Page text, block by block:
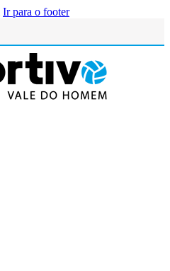
Ir para o footer